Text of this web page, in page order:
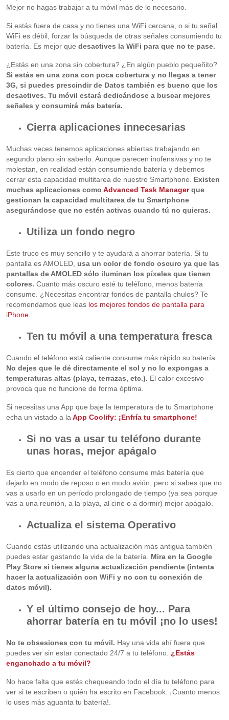
Mejor no hagas trabajar a tu móvil más de lo necesario.
Si estás fuera de casa y no tienes una WiFi cercana, o si tu señal
WiFi es débil, forzar la búsqueda de otras señales consumiendo tu
batería. Es mejor que desactives la WiFi para que no te pase.
¿Estás en una zona sin cobertura? ¿En algún pueblo pequeñito?
Si estás en una zona con poca cobertura y no llegas a tener
3G, si puedes prescindir de Datos también es bueno que los
desactives. Tu móvil estará dedicándose a buscar mejores
señales y consumirá más batería.
Cierra aplicaciones innecesarias
Muchas veces tenemos aplicaciones abiertas trabajando en
segundo plano sin saberlo. Aunque parecen inofensivas y no te
molestan, en realidad están consumiendo batería y debemos
cerrar esta capacidad multitarea de nuestro Smartphone. Existen
muchas aplicaciones como Advanced Task Managerque
gestionan la capacidad multitarea de tu Smartphone
asegurándose que no estén activas cuando tú no quieras.
Utiliza un fondo negro
Este truco es muy sencillo y te ayudará a ahorrar batería. Si tu
pantalla es AMOLED, usa un color de fondo oscuro ya que las
pantallas de AMOLED sólo iluminan los píxeles que tienen
colores. Cuanto más oscuro esté tu teléfono, menos batería
consume. ¿Necesitas encontrar fondos de pantalla chulos? Te
recomendamos que leas los mejores fondos de pantalla para
iPhone.
Ten tu móvil a una temperatura fresca
Cuando el teléfono está caliente consume más rápido su batería.
No dejes que le dé directamente el sol y no lo expongas a
temperaturas altas (playa, terrazas, etc.). El calor excesivo
provoca que no funcione de forma óptima.
Si necesitas una App que baje la temperatura de tu Smartphone
echa un vistado a la App Coolify: ¡Enfría tu smartphone!
Si no vas a usar tu teléfono durante
unas horas, mejor apágalo
Es cierto que encender el teléfono consume más batería que
dejarlo en modo de reposo o en modo avión, pero si sabes que no
vas a usarlo en un período prolongado de tiempo (ya sea porque
vas a una reunión, a la playa, al cine o a dormir) mejor apágalo.
Actualiza el sistema Operativo
Cuando estás utilizando una actualización más antigua también
puedes estar gastando la vida de la batería. Mira en la Google
Play Store si tienes alguna actualización pendiente (intenta
hacer la actualización con WiFi y no con tu conexión de
datos móvil).
Y el último consejo de hoy... Para
ahorrar batería en tu móvil ¡no lo uses!
No te obsesiones con tu móvil. Hay una vida ahí fuera que
puedes ver sin estar conectado 24/7 a tu teléfono. ¿Estás
enganchado a tu móvil?
No hace falta que estés chequeando todo el día tu teléfono para
ver si te escriben o quién ha escrito en Facebook. ¡Cuanto menos
lo uses más aguanta tu batería!.